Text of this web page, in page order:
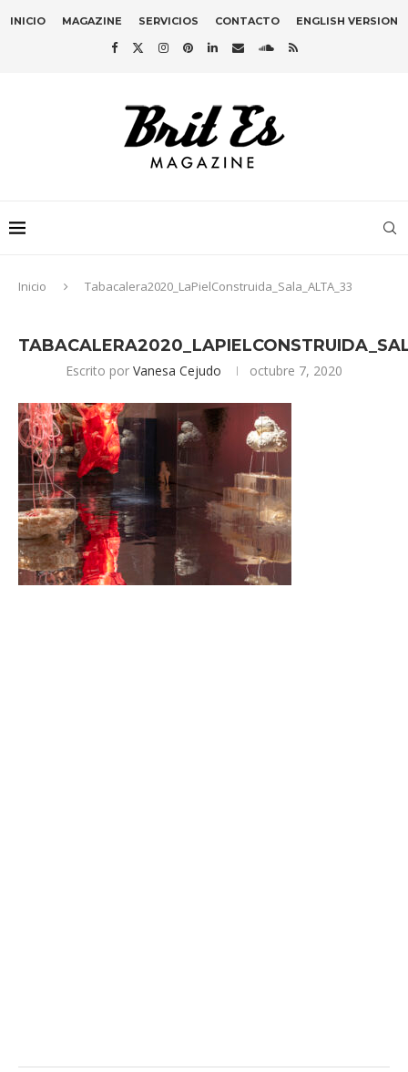
INICIO MAGAZINE SERVICIOS CONTACTO ENGLISH VERSION
Inicio Tabacalera2020_LaPielConstruida_Sala_ALTA_33
Escrito por Vanesa Cejudo octubre 7, 2020